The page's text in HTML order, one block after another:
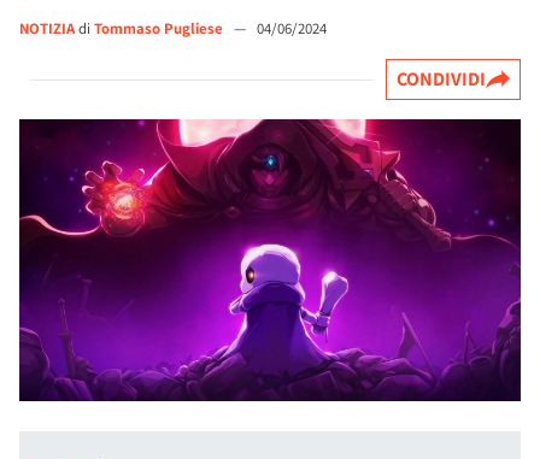
NOTIZIAdi Tommaso Pugliese — 04/06/2024
CONDIVIDI